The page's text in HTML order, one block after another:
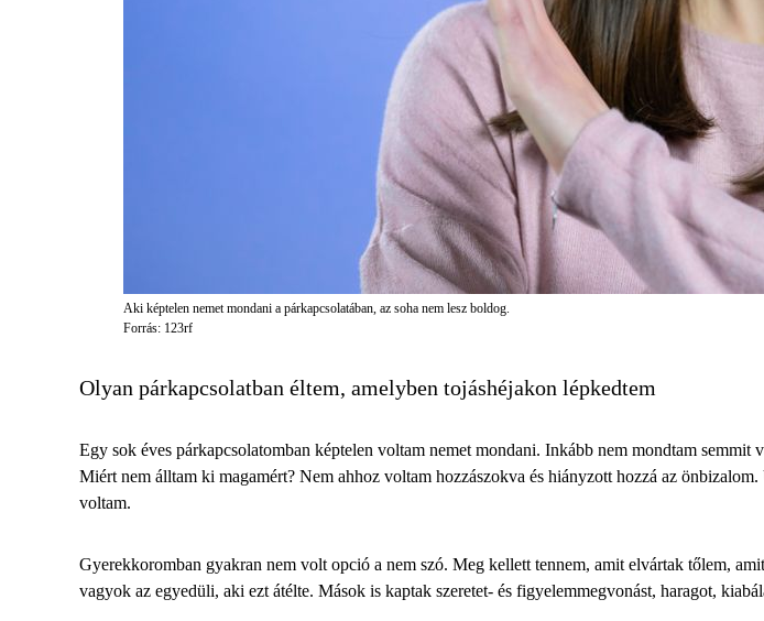
Aki képtelen nemet mondani a párkapcsolatában, az soha nem lesz boldog.
Forrás: 123rf
Olyan párkapcsolatban éltem, amelyben tojáshéjakon lépkedtem
Egy sok éves párkapcsolatomban képtelen voltam nemet mondani. Inkább nem mondtam
Miért nem álltam ki magamért? Nem ahhoz voltam hozzászokva és hiányzott hozzá az
voltam.
Gyerekkoromban gyakran nem volt opció a nem szó. Meg kellett tennem, amit elvártak tőlem,
vagyok az egyedüli, aki ezt átélte. Mások is kaptak szeretet- és figyelemmegvonást, haragot,